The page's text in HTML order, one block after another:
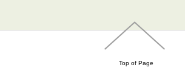
Top of Page